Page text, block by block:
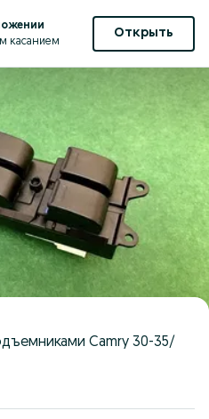
касанием
Открыть
Camry 30-35/